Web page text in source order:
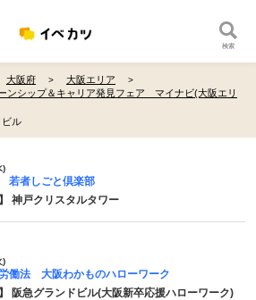
検索
大阪府
大阪エリア
ンシップ＆キャリア発見フェア マイナビ(大阪エリ
ビル
)
若者しごと倶楽部
神戸クリスタルタワー
)
働法 大阪わかものハローワーク
阪急グランドビル(大阪新卒応援ハローワーク)